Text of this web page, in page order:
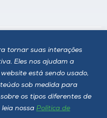
tornar suas interações
Eles nos ajudam a
está sendo usado,
sob medida para
os tipos diferentes de
leia nossa Política de